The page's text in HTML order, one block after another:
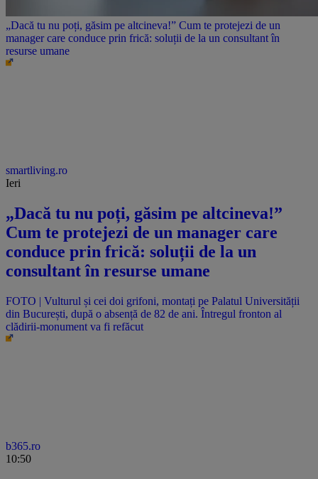
„Dacă tu nu poți, găsim pe altcineva!” Cum te protejezi de un
manager care conduce prin frică: soluții de la un consultant în
resurse umane
smartliving.ro
Ieri
„Dacă tu nu poți, găsim pe altcineva!”
Cum te protejezi de un manager care
conduce prin frică: soluții de la un
consultant în resurse umane
FOTO | Vulturul și cei doi grifoni, montați pe Palatul Universității
din București, după o absență de 82 de ani. Întregul fronton al
clădirii-monument va fi refăcut
b365.ro
10:50